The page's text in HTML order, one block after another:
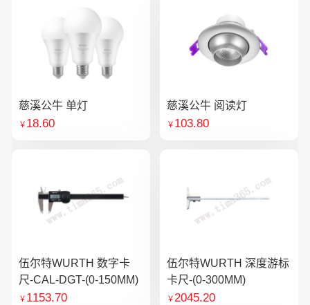
慈溪公牛 单灯
￥ 18.60
慈溪公牛 阅读灯
￥ 103.80
伍尔特WURTH 数字卡
尺-CAL-DGT-(0-150MM)
￥ 1153.70
伍尔特WURTH 深度游标
卡尺-(0-300MM)
￥2045.20